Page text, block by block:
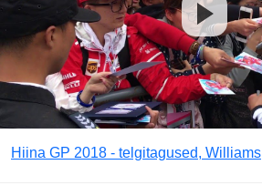
Hiina GP 2018 - telgitagused, Williams